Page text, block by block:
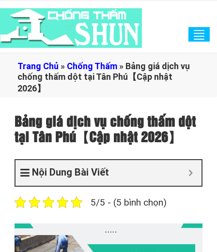
Trang Chủ » Chống Thấm » Bảng giá dịch vụ
chống thấm dột tại Tân Phú【Cập nhật
2026】
Bảng giá dịch vụ chống thấm dột
tại Tân Phú【Cập nhật 2026】
Nội Dung Bài Viết
5/5 - (5 bình chọn)